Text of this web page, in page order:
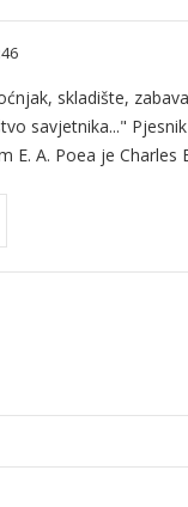
skladište,
savjetnika..."
E. A. Poea je Charles